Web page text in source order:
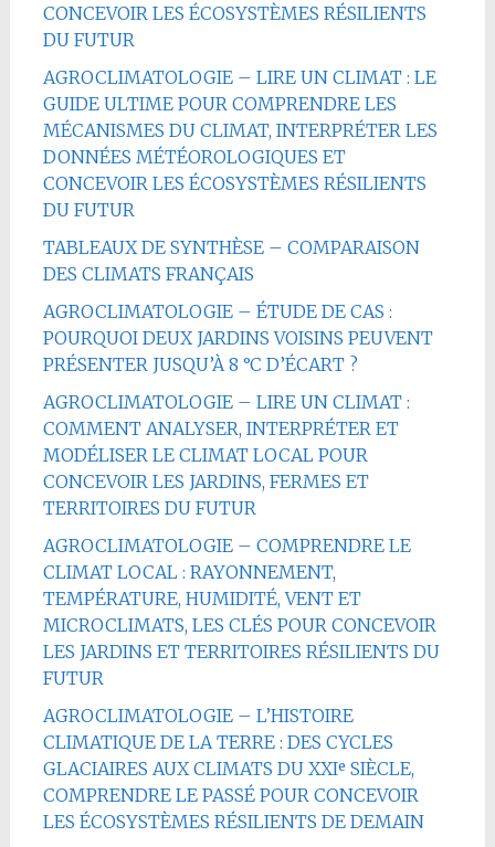
CONCEVOIR LES ÉCOSYSTÈMES RÉSILIENTS
DU FUTUR
AGROCLIMATOLOGIE – LIRE UN CLIMAT : LE
GUIDE ULTIME POUR COMPRENDRE LES
MÉCANISMES DU CLIMAT, INTERPRÉTER LES
DONNÉES MÉTÉOROLOGIQUES ET
CONCEVOIR LES ÉCOSYSTÈMES RÉSILIENTS
DU FUTUR
TABLEAUX DE SYNTHÈSE – COMPARAISON
DES CLIMATS FRANÇAIS
AGROCLIMATOLOGIE – ÉTUDE DE CAS :
POURQUOI DEUX JARDINS VOISINS PEUVENT
PRÉSENTER JUSQU’À 8 °C D’ÉCART ?
AGROCLIMATOLOGIE – LIRE UN CLIMAT :
COMMENT ANALYSER, INTERPRÉTER ET
MODÉLISER LE CLIMAT LOCAL POUR
CONCEVOIR LES JARDINS, FERMES ET
TERRITOIRES DU FUTUR
AGROCLIMATOLOGIE – COMPRENDRE LE
CLIMAT LOCAL : RAYONNEMENT,
TEMPÉRATURE, HUMIDITÉ, VENT ET
MICROCLIMATS, LES CLÉS POUR CONCEVOIR
LES JARDINS ET TERRITOIRES RÉSILIENTS DU
FUTUR
AGROCLIMATOLOGIE – L’HISTOIRE
CLIMATIQUE DE LA TERRE : DES CYCLES
GLACIAIRES AUX CLIMATS DU XXIᵉ SIÈCLE,
COMPRENDRE LE PASSÉ POUR CONCEVOIR
LES ÉCOSYSTÈMES RÉSILIENTS DE DEMAIN